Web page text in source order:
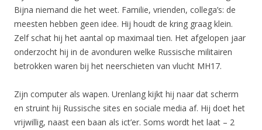
Bijna niemand die het weet. Familie, vrienden, collega’s: de
meesten hebben geen idee. Hij houdt de kring graag klein.
Zelf schat hij het aantal op maximaal tien. Het afgelopen jaar
onderzocht hij in de avonduren welke Russische militairen
betrokken waren bij het neerschieten van vlucht MH17.
Zijn computer als wapen. Urenlang kijkt hij naar dat scherm
en struint hij Russische sites en sociale media af. Hij doet het
vrijwillig, naast een baan als ict’er. Soms wordt het laat – 2